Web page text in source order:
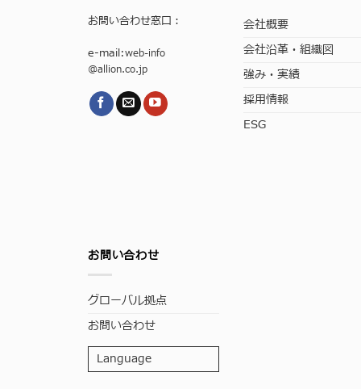
お問い合わせ窓口：
e-mail:web-info
@allion.co.jp
会社概要
会社沿革・組織図
強み・実績
採用情報
ESG
お問い合わせ
グローバル拠点
お問い合わせ
Language